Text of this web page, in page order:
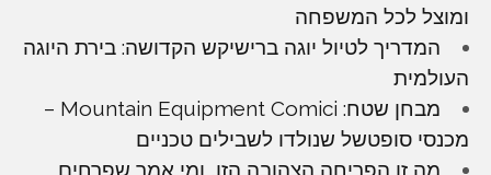
ומוצל לכל המשפחה
המדריך לטיול יוגה ברישיקש הקדושה: בירת היוגה
העולמית
מבחן שטח: Mountain Equipment Comici –
מכנסי סופטשל שנולדו לשבילים טכניים
מה זו הפריחה הצהובה הזו, ומי אמר שפרחים